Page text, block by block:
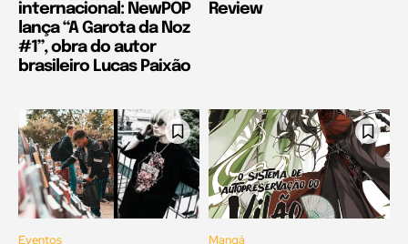
internacional: NewPOP
lança “A Garota da Noz
#1”, obra do autor
brasileiro Lucas Paixão
Review
Eventos Mangá